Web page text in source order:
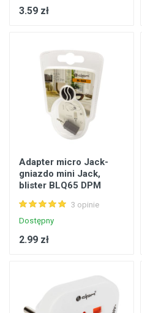
3.59 zł
Adapter micro Jack-
gniazdo mini Jack,
blister BLQ65 DPM
3 opinie
Dostępny
2.99 zł